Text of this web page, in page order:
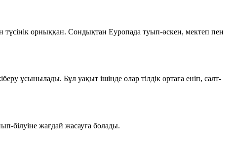
түсінік орныққан. Сондықтан Еуропада туып-өскен, мектеп пен
ұсынылады. Бұл уақыт ішінде олар тілдік ортаға еніп, салт-
білуіне жағдай жасауға болады.